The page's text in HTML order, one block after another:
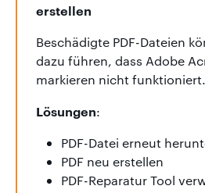
erstellen
Beschädigte PDF-Dateien
dazu führen, dass Adobe
markieren nicht funktioniert.
Lösungen:
PDF-Datei erneut
PDF neu erstellen
PDF-Reparatur Tool